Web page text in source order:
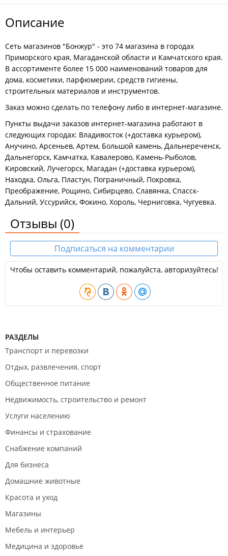
Описание
Сеть магазинов "Бонжур" - это 74 магазина в городах
Приморского края, Магаданской области и Камчатского края.
В ассортименте более 15 000 наименований товаров для
дома, косметики, парфюмерии, средств гигиены,
строительных материалов и инструментов.
Заказ можно сделать по телефону либо в интернет-магазине.
Пункты выдачи заказов интернет-магазина работают в
следующих городах: Владивосток (+доставка курьером),
Анучино, Арсеньев, Артем, Большой камень, Дальнереченск,
Дальнегорск, Камчатка, Кавалерово, Камень-Рыболов,
Кировский, Лучегорск, Магадан (+доставка курьером),
Находка, Ольга, Пластун, Пограничный, Покровка,
Преображение, Рощино, Сибирцево, Славянка, Спасск-
Дальний, Уссурийск, Фокино, Хороль, Черниговка, Чугуевка.
Отзывы (0)
Подписаться на комментарии
Чтобы оставить комментарий, пожалуйста, авторизуйтесь!
РАЗДЕЛЫ
Транспорт и перевозки
Отдых, развлечения, спорт
Общественное питание
Недвижимость, строительство и ремонт
Услуги населению
Финансы и страхование
Снабжение компаний
Для бизнеса
Домашние животные
Красота и уход
Магазины
Мебель и интерьер
Медицина и здоровье